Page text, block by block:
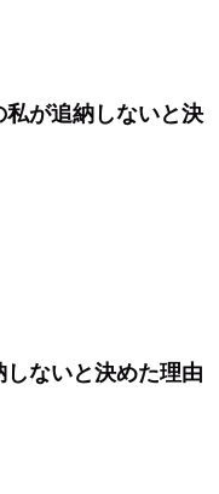
私が追納しないと決
しないと決めた理由